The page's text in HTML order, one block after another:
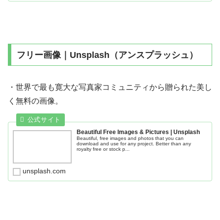
フリー画像｜Unsplash（アンスプラッシュ）
・世界で最も寛大な写真家コミュニティから贈られた美し
く無料の画像。
Beautiful Free Images & Pictures | Unsplash
Beautiful, free images and photos that you can
download and use for any project. Better than any
royalty free or stock p...
unsplash.com